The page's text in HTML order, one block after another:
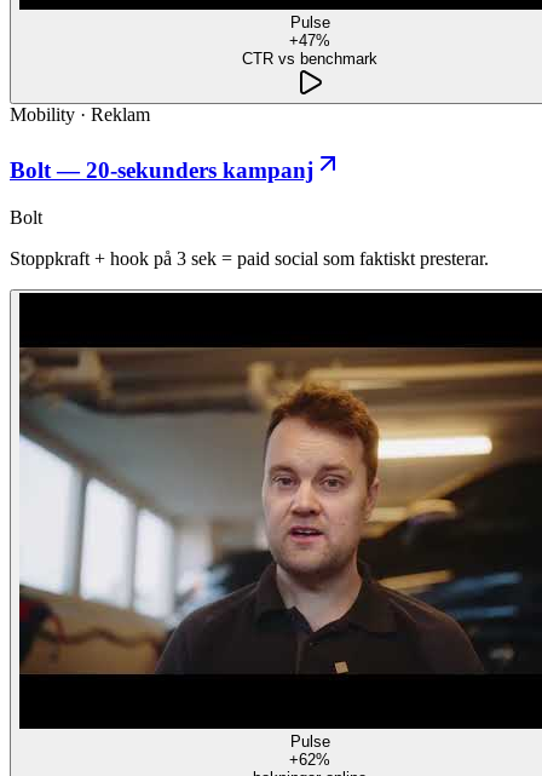
Pulse
+47%
CTR vs benchmark
Mobility · Reklam
Bolt — 20-sekunders kampanj
Bolt
Stoppkraft + hook på 3 sek = paid social som faktiskt presterar.
Pulse
+62%